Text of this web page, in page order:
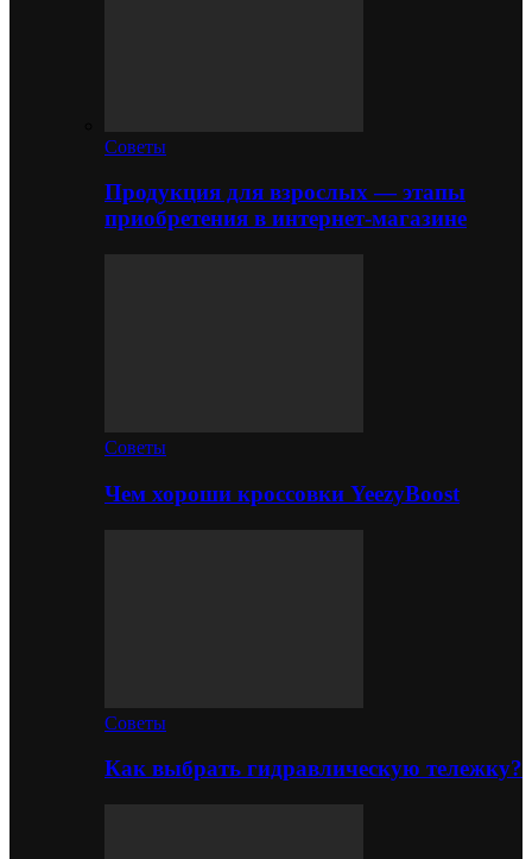
Советы
Продукция для взрослых — этапы
приобретения в интернет-магазине
Советы
Чем хороши кроссовки YeezyBoost
Советы
Как выбрать гидравлическую тележку?